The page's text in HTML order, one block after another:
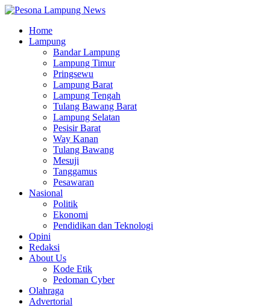
Home
Lampung
Bandar Lampung
Lampung Timur
Pringsewu
Lampung Barat
Lampung Tengah
Tulang Bawang Barat
Lampung Selatan
Pesisir Barat
Way Kanan
Tulang Bawang
Mesuji
Tanggamus
Pesawaran
Nasional
Politik
Ekonomi
Pendidikan dan Teknologi
Opini
Redaksi
About Us
Kode Etik
Pedoman Cyber
Olahraga
Advertorial